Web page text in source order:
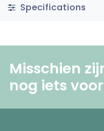
Specifications
Misschien
nog iets voor